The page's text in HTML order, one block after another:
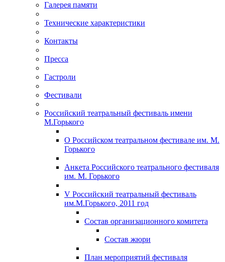
Галерея памяти
Технические характеристики
Контакты
Пресса
Гастроли
Фестивали
Российский театральный фестиваль имени
М.Горького
О Российском театральном фестивале им. М.
Горького
Анкета Российского театрального фестиваля
им. М. Горького
V Российский театральный фестиваль
им.М.Горького, 2011 год
Состав организационного комитета
Состав жюри
План мероприятий фестиваля